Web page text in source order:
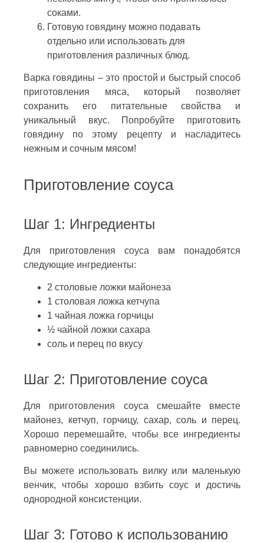
соками.
Готовую говядину можно подавать
отдельно или использовать для
приготовления различных блюд.
Варка говядины – это простой и быстрый способ
приготовления мяса, который позволяет
сохранить его питательные свойства и
уникальный вкус. Попробуйте приготовить
говядину по этому рецепту и насладитесь
нежным и сочным мясом!
Приготовление соуса
Шаг 1: Ингредиенты
Для приготовления соуса вам понадобятся
следующие ингредиенты:
2 столовые ложки майонеза
1 столовая ложка кетчупа
1 чайная ложка горчицы
½ чайной ложки сахара
соль и перец по вкусу
Шаг 2: Приготовление соуса
Для приготовления соуса смешайте вместе
майонез, кетчуп, горчицу, сахар, соль и перец.
Хорошо перемешайте, чтобы все ингредиенты
равномерно соединились.
Вы можете использовать вилку или маленькую
венчик, чтобы хорошо взбить соус и достичь
однородной консистенции.
Шаг 3: Готово к использованию